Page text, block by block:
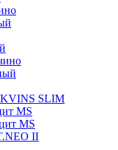
SLIM
MS
MS
II